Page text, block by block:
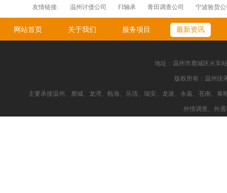
友情链接: 温州讨债公司 FI轴承 青田调查公司 宁波验货公
刀型闸阀 温州婚姻调查公司 温州找人公司
网站首页 关于我们 服务项目 最新资讯
地址：温州市鹿城区火
版权所有：温州
主要承接温州、鹿城、龙湾、瓯海、乐清、瑞安、龙港、永嘉、苍南、
外情调查、外